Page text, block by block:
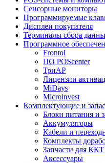
Сенсорные мониторы
Программируемые
Дисплеи покупателя
Терминалы сбора
Программное
Frontol
ПО POScenter
ТриАР
Лицензии
MiDays
Microinvest
Комплектующие и
Блоки питания и
Аккумуляторы
Кабели и
Комплекты
Запчасти для ККТ
Аксессуары